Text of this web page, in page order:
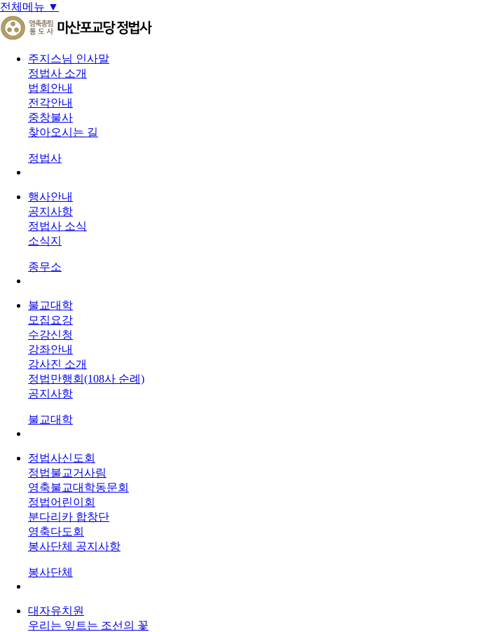
전체메뉴 ▼
주지스님 인사말
정법사 소개
법회안내
전각안내
중창불사
찾아오시는 길
정법사
행사안내
공지사항
정법사 소식
소식지
종무소
불교대학
모집요강
수강신청
강좌안내
강사진 소개
정법만행회(108사 순례)
공지사항
불교대학
정법사신도회
정법불교거사림
영축불교대학동문회
정법어린이회
분다리카 합창단
영축다도회
봉사단체 공지사항
봉사단체
대자유치원
우리는 잎트는 조선의 꽃